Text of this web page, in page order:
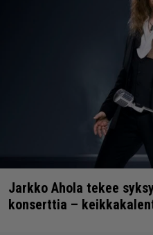
Jarkko Ahola tekee
konserttia –